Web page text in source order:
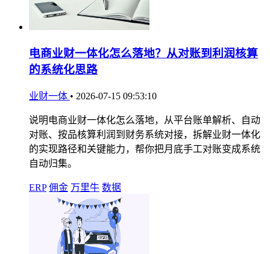
电商业财一体化怎么落地？从对账到利润核算
的系统化思路
业财一体 • 2026-07-15 09:53:10
说明电商业财一体化怎么落地，从平台账单解析、自动
对账、按品核算利润到财务系统对接，拆解业财一体化
的实现路径和关键能力，帮你把月底手工对账变成系统
自动归集。
ERP 佣金 万里牛 数据